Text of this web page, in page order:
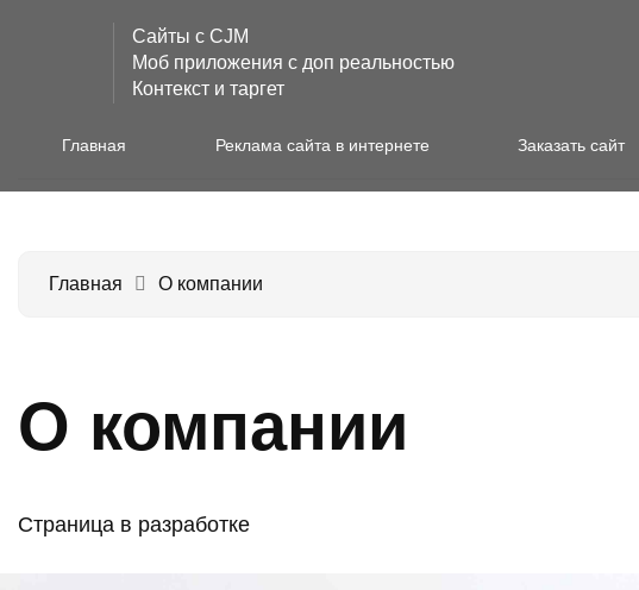
Сайты с CJM
Моб приложения с доп реальностью
Контекст и таргет
Главная Реклама сайта в интернете Заказать сайт
Главная О компании
О компании
Страница в разработке